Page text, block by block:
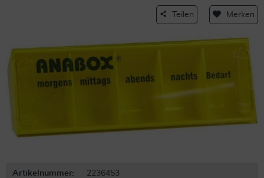
Teilen Merken
Artikelnummer:
2236453